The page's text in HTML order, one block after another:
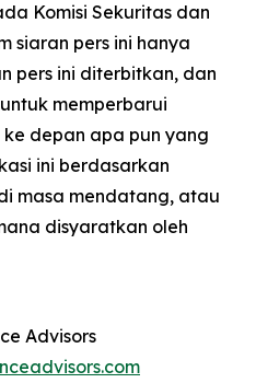
Komisi Sekuritas dan
siaran pers ini hanya
pers ini diterbitkan, dan
memperbarui
depan apa pun yang
ini berdasarkan
masa mendatang, atau
disyaratkan oleh
Advisors